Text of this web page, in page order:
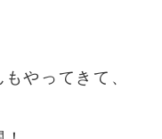
やってきて、